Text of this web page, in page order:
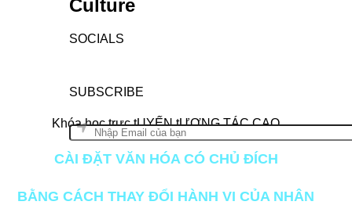
Culture
SOCIALS
SUBSCRIBE
Khóa học trực tUYẾN tƯƠNG TÁC CAO
CÀI ĐẶT VĂN HÓA CÓ CHỦ ĐÍCH
BẰNG CÁCH THAY ĐỔI HÀNH VI CỦA NHÂN